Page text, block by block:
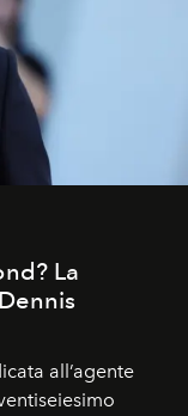
La
all’agente